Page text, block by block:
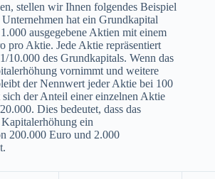
stellen wir Ihnen folgendes Beispiel
hat ein Grundkapital
ausgegebene Aktien mit einem
pro Aktie. Jede Aktie repräsentiert
10.000 des Grundkapitals. Wenn das
vornimmt und weitere
der Nennwert jeder Aktie bei 100
der Anteil einer einzelnen Aktie
Dies bedeutet, dass das
ein
200.000 Euro und 2.000